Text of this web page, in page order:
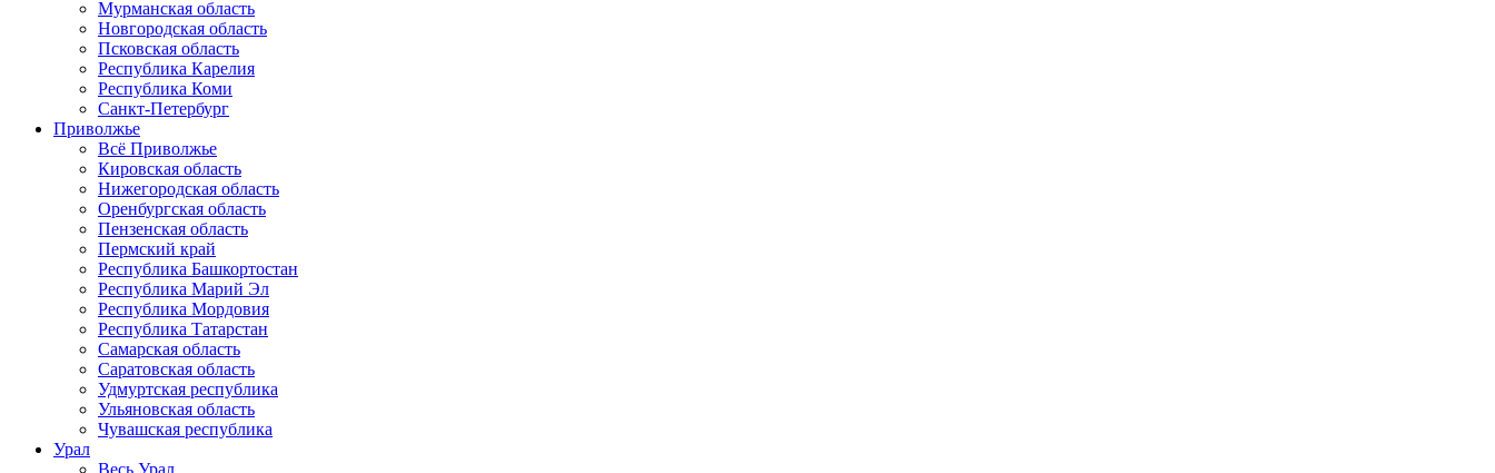
Мурманская область
Новгородская область
Псковская область
Республика Карелия
Республика Коми
Санкт-Петербург
Приволжье
Всё Приволжье
Кировская область
Нижегородская область
Оренбургская область
Пензенская область
Пермский край
Республика Башкортостан
Республика Марий Эл
Республика Мордовия
Республика Татарстан
Самарская область
Саратовская область
Удмуртская республика
Ульяновская область
Чувашская республика
Урал
Весь Урал